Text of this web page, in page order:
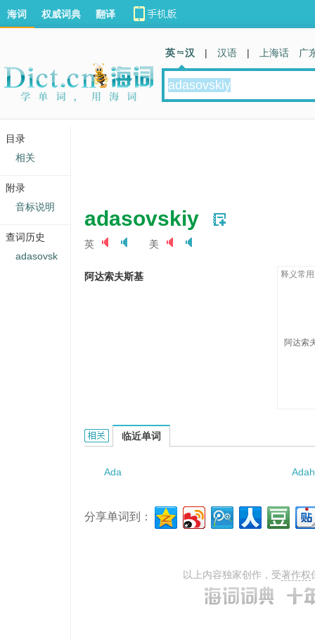
adasovskiy
英 美
阿达索夫斯基 释义常
阿达索
Adasovskiy的相关资料：
临近单词
Ada
分享单词到：
以上内容独家创作，受著作权
海词 权威词典 翻译
英 汉 | 汉语 | 上海话 广
目录
相关
附录
音标说明
查词历史
adasovsk